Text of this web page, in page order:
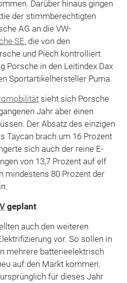
Darüber hinaus gingen
der stimmberechtigten
AG an die VW-
SE, die von den
und Piëch kontrolliert
Porsche in den Leitindex Dax
Sportartikelhersteller Puma.
sieht sich Porsche
Jahr aber einen
Der Absatz des einzigen
Taycan brach um 16 Prozent
sich auch der reine E-
von 13,7 Prozent auf elf
mindestens 80 Prozent der
geplant
auch den weiteren
vor. So sollen in
mehrere batterieelektrisch
auf den Markt kommen.
für dieses Jahr